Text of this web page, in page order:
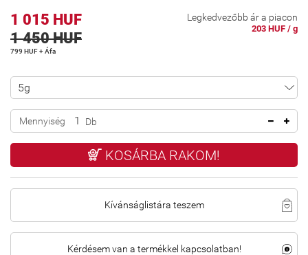
Legkedvezőbb ár a piacon
203 HUF / g
1 015 HUF
1 450 HUF
799 HUF + Áfa
Mennyiség Db
KOSÁRBA RAKOM!
Kívánságlistára teszem
Kérdésem van a termékkel kapcsolatban!